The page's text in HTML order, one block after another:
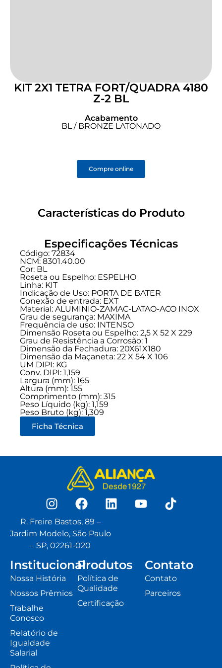
KIT 2X1 TETRA FORT/QUADRA 4180
Z-2 BL
Acabamento
BL / BRONZE LATONADO
Compre online
Características do Produto
Especificações Técnicas
Código: 72834
NCM: 8301.40.00
Cor: BL
Roseta ou Espelho: ESPELHO
Linha: KIT
Indicação de Uso: PORTA DE BATER
Conexão de entrada: EXT
Material: ALUMINIO-ZAMAC-LATAO-ACO INOX
Grau de segurança: MAXIMA
Frequência de uso: INTENSO
Dimensão Roseta ou Espelho: 2,5 X 52 X 229
Grau de Resistência a Corrosão: 1
Dimensão da Fechadura: 20X61X180
Dimensão da Maçaneta: 22 X 54 X 106
UM DIPI: KG
Conv. DIPI: 1,159
Largura (mm): 165
Altura (mm): 155
Comprimento (mm): 315
Peso Líquido (kg): 1,159
Peso Bruto (kg): 1,309
Ficha Técnica
R. Freire Bastos, 89 –
Jardim Modelo, São Paulo
– SP, 02261-020
Institucional
Nossa História
Nossos Prêmios
Trabalhe
Conosco
Relatório de
Igualdade
Salarial
Produtos
Política de
Qualidade
Certificação
Contato
Contato
Parceiros